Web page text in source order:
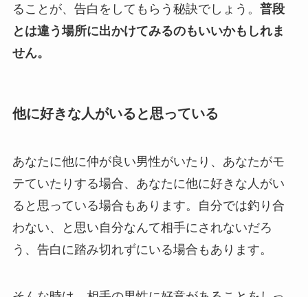
ることが、告白をしてもらう秘訣でしょう。 普段
とは違う場所に出かけてみるのもいいかもしれま
せん。
他に好きな人がいると思っている
あなたに他に仲が良い男性がいたり、あなたがモ
テていたりする場合、あなたに他に好きな人がい
ると思っている場合もあります。自分では釣り合
わない、と思い自分なんて相手にされないだろ
う、告白に踏み切れずにいる場合もあります。